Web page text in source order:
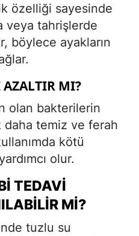
özelliği sayesinde
veya tahrişlerde
böylece ayakların
MI?
olan bakterilerin
daha temiz ve ferah
kötü
olur.
TEDAVI
MI?
tuzlu su